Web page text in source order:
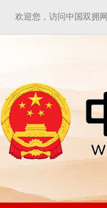
欢迎您，访问中国双拥网